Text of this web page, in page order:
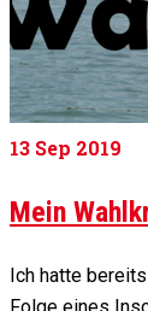
13 Sep 2019
Mein
Ich hatte